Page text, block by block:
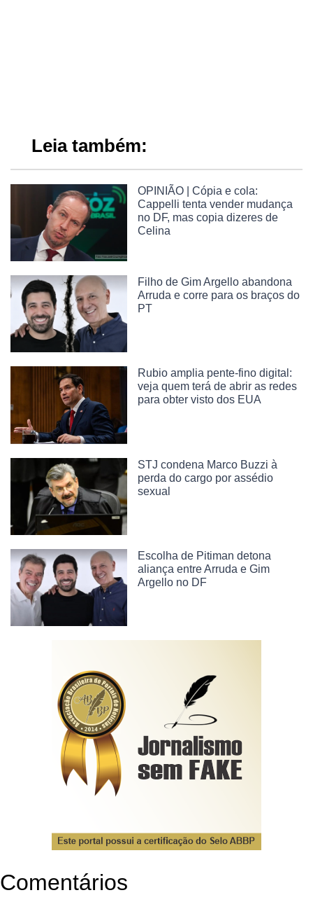
Leia também:
OPINIÃO | Cópia e cola:
Cappelli tenta vender mudança
no DF, mas copia dizeres de
Celina
Filho de Gim Argello abandona
Arruda e corre para os braços do
PT
Rubio amplia pente-fino digital:
veja quem terá de abrir as redes
para obter visto dos EUA
STJ condena Marco Buzzi à
perda do cargo por assédio
sexual
Escolha de Pitiman detona
aliança entre Arruda e Gim
Argello no DF
Comentários